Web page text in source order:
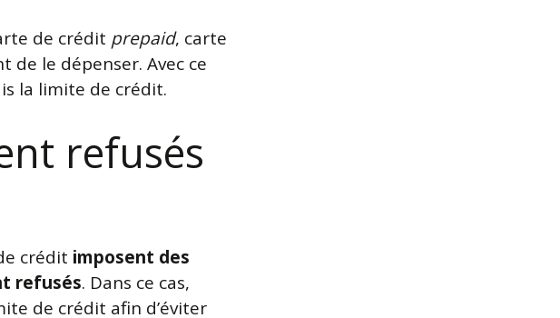
de crédit prepaid, carte
de le dépenser. Avec ce
la limite de crédit.
refusés
crédit imposent des
refusés. Dans ce cas,
de crédit afin d’éviter